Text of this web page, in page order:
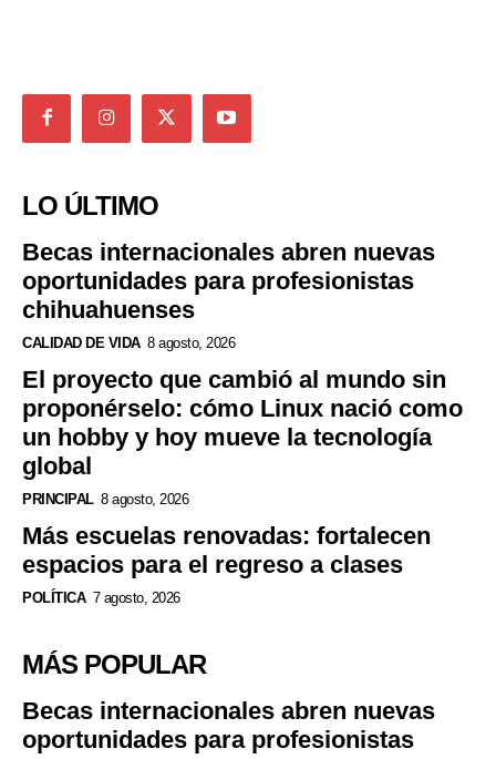
LO ÚLTIMO
Becas internacionales abren nuevas
oportunidades para profesionistas
chihuahuenses
CALIDAD DE VIDA 8 agosto, 2026
El proyecto que cambió al mundo sin
proponérselo: cómo Linux nació como
un hobby y hoy mueve la tecnología
global
PRINCIPAL 8 agosto, 2026
Más escuelas renovadas: fortalecen
espacios para el regreso a clases
POLÍTICA 7 agosto, 2026
MÁS POPULAR
Becas internacionales abren nuevas
oportunidades para profesionistas